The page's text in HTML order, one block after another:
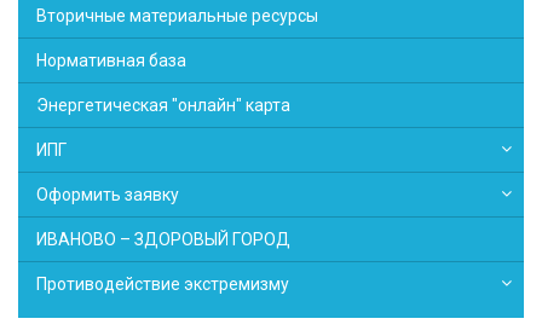
Вторичные материальные ресурсы
Нормативная база
Энергетическая "онлайн" карта
ИПГ
Оформить заявку
ИВАНОВО – ЗДОРОВЫЙ ГОРОД
Противодействие экстремизму